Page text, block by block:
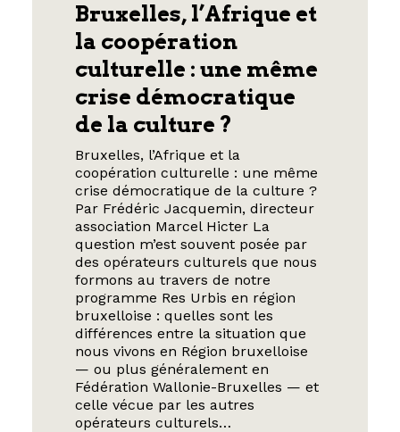
Bruxelles, l’Afrique et
la coopération
culturelle : une même
crise démocratique
de la culture ?
Bruxelles, l’Afrique et la
coopération culturelle : une même
crise démocratique de la culture ?
Par Frédéric Jacquemin, directeur
association Marcel Hicter La
question m’est souvent posée par
des opérateurs culturels que nous
formons au travers de notre
programme Res Urbis en région
bruxelloise : quelles sont les
différences entre la situation que
nous vivons en Région bruxelloise
— ou plus généralement en
Fédération Wallonie-Bruxelles — et
celle vécue par les autres
opérateurs culturels…